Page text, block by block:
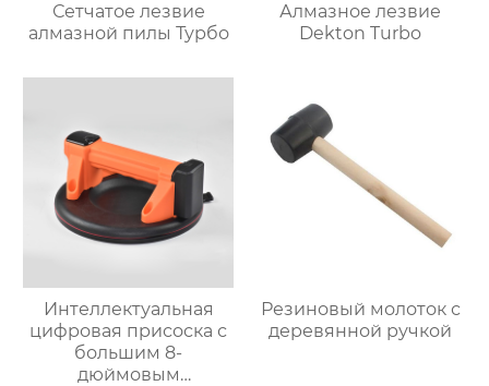
Сетчатое лезвие
алмазной пилы Турбо
Алмазное лезвие
Dekton Turbo
Интеллектуальная
цифровая присоска с
большим 8-
дюймовым
Резиновый молоток с
деревянной ручкой